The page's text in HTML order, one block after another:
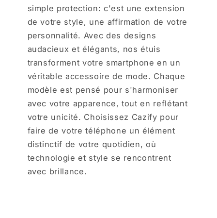
simple protection: c'est une extension
de votre style, une affirmation de votre
personnalité. Avec des designs
audacieux et élégants, nos étuis
transforment votre smartphone en un
véritable accessoire de mode. Chaque
modèle est pensé pour s'harmoniser
avec votre apparence, tout en reflétant
votre unicité. Choisissez Cazify pour
faire de votre téléphone un élément
distinctif de votre quotidien, où
technologie et style se rencontrent
avec brillance.